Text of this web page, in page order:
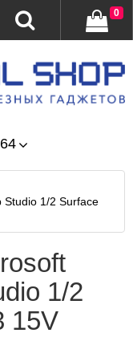
0
Studio 1/2 Surface
1/2
15V